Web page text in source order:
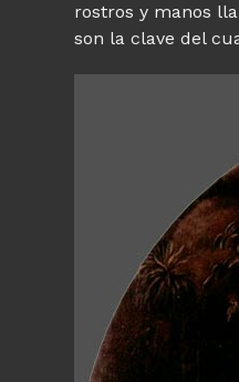
rostros y manos
son la clave del